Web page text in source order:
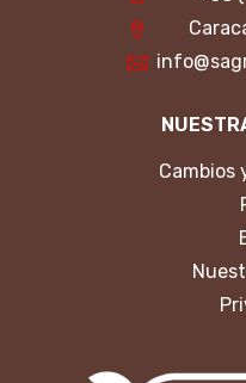
Cambios